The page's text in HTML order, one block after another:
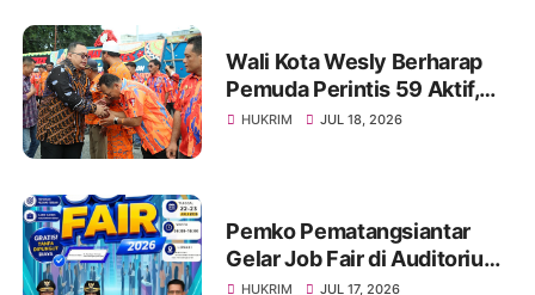
Wali Kota Wesly Berharap
Pemuda Perintis 59 Aktif,
Solid, dan Mampu Lahirkan
HUKRIM JUL 18, 2026
Pemko Pematangsiantar
Gelar Job Fair di Auditorium
USI, Tersedia 1.000 Lebih
HUKRIM JUL 17, 2026